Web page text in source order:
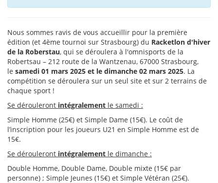
Nous sommes ravis de vous accueillir pour la première
édition (et 4ème tournoi sur Strasbourg) du Racketlon d'hiver
de la Roberstau, qui se déroulera à l'omnisports de la
Robertsau – 212 route de la Wantzenau, 67000 Strasbourg,
le samedi 01 mars 2025 et le dimanche 02 mars 2025. La
compétition se déroulera sur un seul site et sur 2 terrains de
chaque sport !
Se dérouleront intégralement le samedi :
Simple Homme (25€) et Simple Dame (15€). Le coût de
l’inscription pour les joueurs U21 en Simple Homme est de
15€.
Se dérouleront intégralement le dimanche :
Double Homme, Double Dame, Double mixte (15€ par
personne) ; Simple Jeunes (15€) et Simple Vétéran (25€).